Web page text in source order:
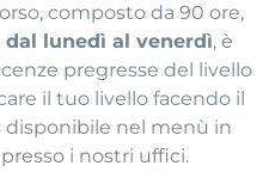
composto da 90 ore,
lunedì al venerdì, è
pregresse del livello
il tuo livello facendo il
nel menù in
i nostri uffici.